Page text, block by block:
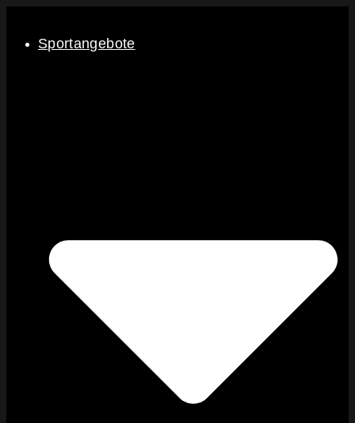
Sportangebote